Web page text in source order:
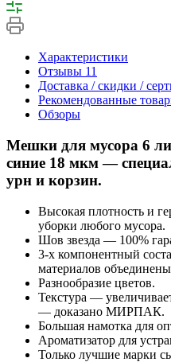
Характеристики
Отзывы 11
Доставка / скидки /
Рекомендованные
Обзоры
Мешки для мусора 6
синие 18 мкм —
урн и корзин.
Высокая плотность и
уборки любого мусора.
Шов звезда — 100%
3-х компонентный
материалов
Разнообразие цветов.
Текстура —
— доказано МИРПАК.
Большая намотка для
Ароматизатор для
Только лучшие марки